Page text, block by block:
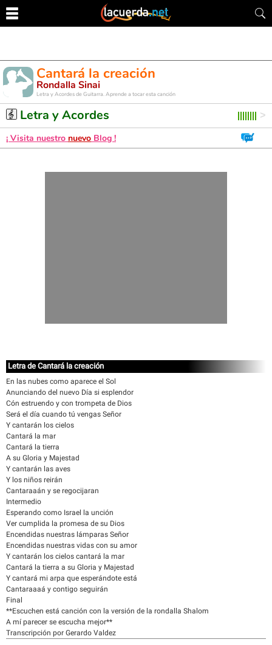
Cantará la creación
Rondalla Sinai
Letra y Acordes de Guitarra. Aprende a tocar esta canción
Letra y Acordes
¡ Visita nuestro nuevo Blog !
Letra de Cantará la creación
En las nubes como aparece el Sol
Anunciando del nuevo Día si esplendor
Cón estruendo y con trompeta de Dios
Será el día cuando tú vengas Señor
Y cantarán los cielos
Cantará la mar
Cantará la tierra
A su Gloria y Majestad
Y cantarán las aves
Y los niños reirán
Cantaraaán y se regocijaran
Intermedio
Esperando como Israel la unción
Ver cumplida la promesa de su Dios
Encendidas nuestras lámparas Señor
Encendidas nuestras vidas con su amor
Y cantarán los cielos cantará la mar
Cantará la tierra a su Gloria y Majestad
Y cantará mi arpa que esperándote está
Cantaraaaá y contigo seguirán
Final
**Escuchen está canción con la versión de la rondalla Shalom
A mí parecer se escucha mejor**
Transcripción por Gerardo Valdez